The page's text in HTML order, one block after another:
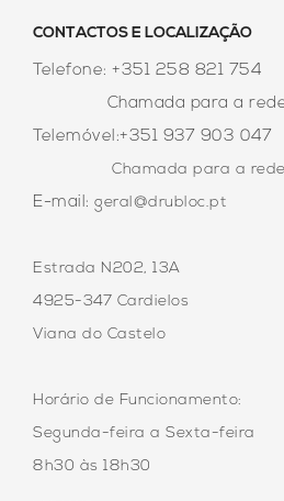
CONTACTOS E LOCALIZAÇÃO
Telefone: +351 258 821 754
Chamada para a rede
Telemóvel:+351 937 903 047
Chamada para a
E-mail: geral@drubloc.pt
Estrada N202, 13A
4925-347 Cardielos
Viana do Castelo
Horário de Funcionamento:
Segunda-feira a Sexta-feira
8h30 às 18h30